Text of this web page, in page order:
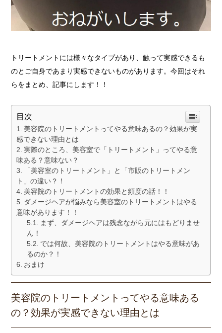
トリートメントには様々なタイプがあり、触って実感できるも
のとご自身であまり実感できないものがあります。今回はそれ
らをまとめ、記事にします！！
目次
美容院のトリートメントってやる意味あるの？効果が実
感できない理由とは
実際のところ、美容室で「トリートメント」ってやる意
味ある？意味ない？
「美容室のトリートメント」と「市販のトリートメン
ト」の違い？！
美容院のトリートメントの効果と頻度の話！！
ダメージヘアが悩みなら美容室のトリートメントはやる
意味があります！！
まず、ダメージヘアは残念ながら元にはもどりませ
ん！
では何故、美容院のトリートメントはやる意味があ
るのか？！
おまけ
美容院のトリートメントってやる意味ある
の？効果が実感できない理由とは